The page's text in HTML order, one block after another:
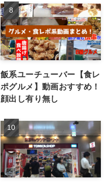
飯系ユーチューバー【食レ
ポグルメ】動画おすすめ！
顔出し有り無し